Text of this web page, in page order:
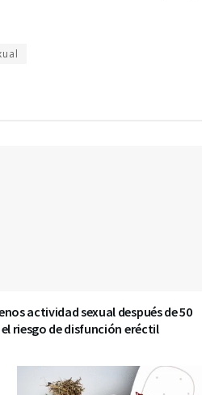
actividad sexual después de 50
riesgo de disfunción eréctil